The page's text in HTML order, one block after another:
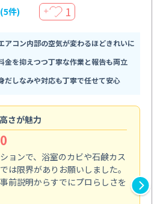
(5件) ＋ 1
アコン内部の空気が変わるほどきれいに
金を抑えつつ丁寧な作業と報告も両立
だしなみや対応も丁寧で任せて安心
さが魅力
ョンで、浴室のカビや石鹸カス
は限界がありお願いしました。
前説明からすでにプロらしさを